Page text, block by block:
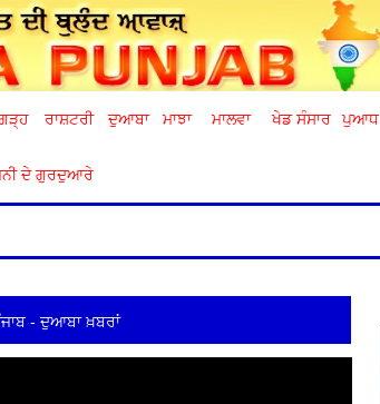
ਰਾਸ਼ਟਰੀ ਦੁਆਬਾ ਮਾਝਾ ਮਾਲਵਾ ਖੇਡ ਸੰਸਾਰ ਪੁਆਧ
ਦੇ ਗੁਰਦੁਆਰੇ
- ਦੁਆਬਾ ਖ਼ਬਰਾਂ